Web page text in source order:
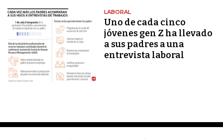
LABORAL
Uno de cada cinco
jóvenes gen Z ha llevado
a sus padres a una
entrevista laboral